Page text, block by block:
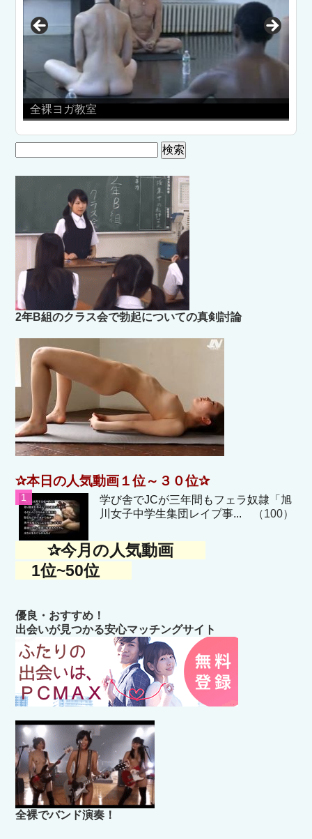
全裸ヨガ教室
2年B組のクラス会で勃起についての真剣討論
✰本日の人気動画１位～３０位✰
学び舎でJCが三年間もフェラ奴隷「旭
川女子中学生集団レイプ事... （100）
✰今月の人気動画
1位~50位
優良・おすすめ！
出会いが見つかる安心マッチングサイト
全裸でバンド演奏！